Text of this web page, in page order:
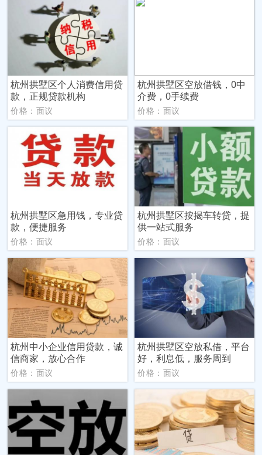
杭州拱墅区个人消费信用贷
款，正规贷款机构
价格：面议
杭州拱墅区空放借钱，0中
介费，0手续费
价格：面议
杭州拱墅区急用钱，专业贷
款，便捷服务
价格：面议
杭州拱墅区按揭车转贷，提
供一站式服务
价格：面议
杭州中小企业信用贷款，诚
信商家，放心合作
价格：面议
杭州拱墅区空放私借，平台
好，利息低，服务周到
价格：面议